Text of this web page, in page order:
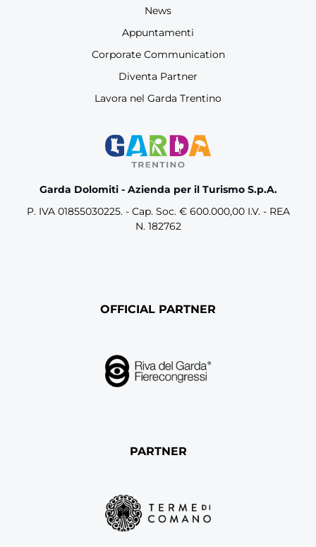
Garda Dolomiti - Azienda per il Turismo S.p.A.
P. IVA 01855030225. - Cap. Soc. € 600.000,00 I.V. - REA
N. 182762
News
Appuntamenti
Corporate Communication
Diventa Partner
Lavora nel Garda Trentino
OFFICIAL PARTNER
PARTNER